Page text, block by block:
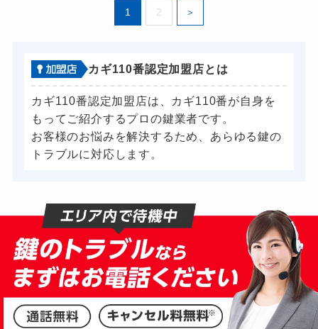
1 2
カギ110番認定加盟店とは
カギ110番認定加盟店は、カギ110番が自身を
もってご紹介するプロの鍵業者です。
お客様のお悩みを解決するため、あらゆる鍵の
トラブルに対応します。